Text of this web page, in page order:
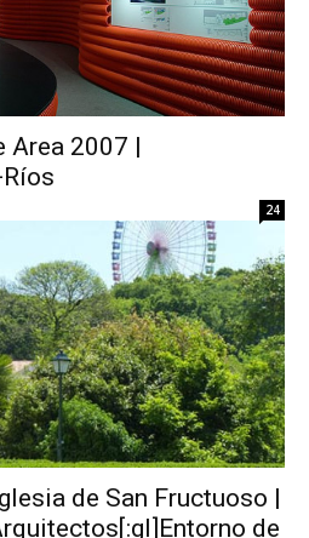
Area 2007 |
24
de San Fructuoso |
de